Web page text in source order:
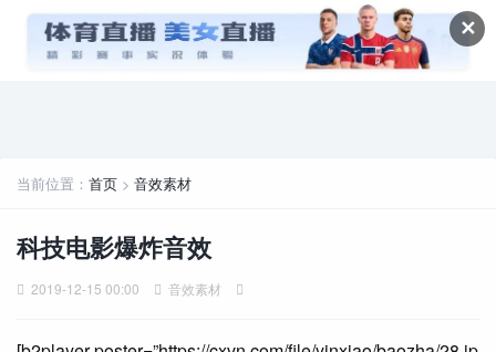
✕
当前位置： 首页 > 音效素材
科技电影爆炸音效
2019-12-15 00:00 音效素材